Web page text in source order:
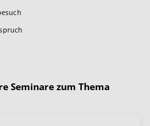
Seminare zum Thema